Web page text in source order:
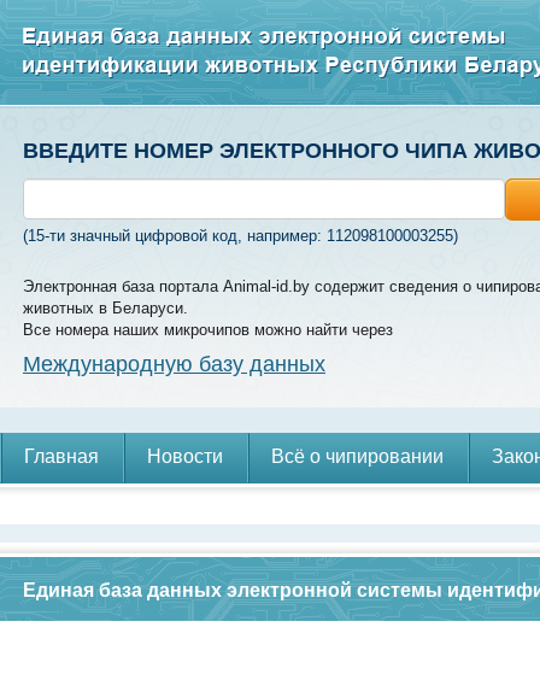
ВВЕДИТЕ НОМЕР ЭЛЕКТРОННОГО ЧИПА
(15-ти значный цифровой код, например: 112098100003255)
Электронная база портала Animal-id.by содержит сведения о
животных в Беларуси.
Все номера наших микрочипов можно найти через
Международную базу данных
Главная Новости Всё о чипировании
Единая база данных электронной системы